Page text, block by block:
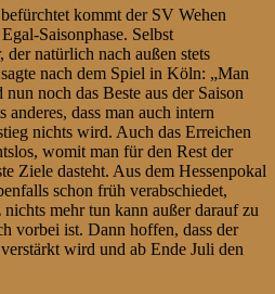
kommt der SV Wehen
Saisonphase. Selbst
natürlich nach außen stets
nach dem Spiel in Köln: „Man
noch das Beste aus der Saison
dass man auch intern
nichts wird. Auch das Erreichen
womit man für den Rest der
Ziele dasteht. Aus dem Hessenpokal
schon früh verabschiedet,
mehr tun kann außer darauf zu
vorbei ist. Dann hoffen, dass der
wird und ab Ende Juli den